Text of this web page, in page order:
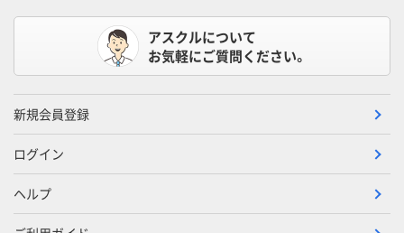
アスクルについて
お気軽にご質問ください。
新規会員登録
ログイン
ヘルプ